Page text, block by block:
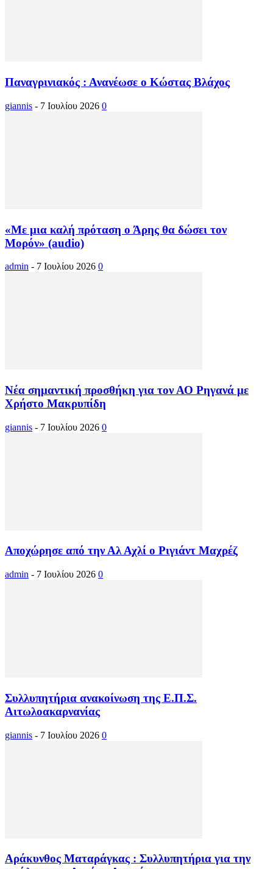
Παναγρινιακός : Ανανέωσε ο Κώστας Βλάχος
giannis - 7 Ιουλίου 2026 0
«Με μια καλή πρόταση ο Άρης θα δώσει τον
Μορόν» (audio)
admin - 7 Ιουλίου 2026 0
Νέα σημαντική προσθήκη για τον ΑΟ Ρηγανά με
Χρήστο Μακρυπίδη
giannis - 7 Ιουλίου 2026 0
Αποχώρησε από την Αλ Αχλί ο Ριγιάντ Μαχρέζ
admin - 7 Ιουλίου 2026 0
Συλλυπητήρια ανακοίνωση της Ε.Π.Σ.
Αιτωλοακαρνανίας
giannis - 7 Ιουλίου 2026 0
Αράκυνθος Ματαράγκας : Συλλυπητήρια για την